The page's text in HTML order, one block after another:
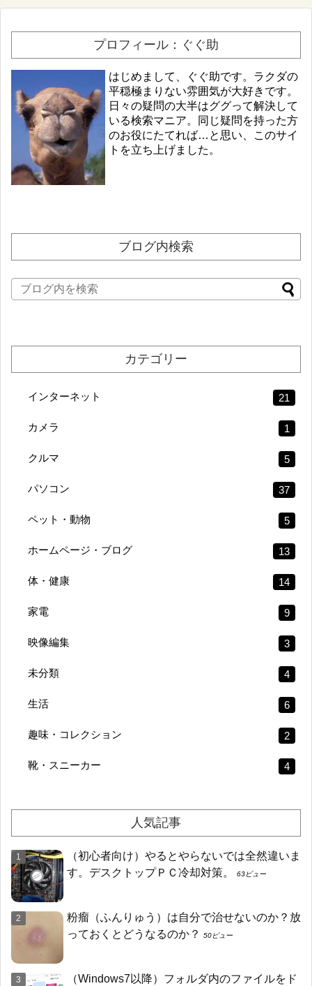
プロフィール：ぐぐ助
はじめまして、ぐぐ助です。ラクダの
平穏極まりない雰囲気が大好きです。
日々の疑問の大半はググって解決して
いる検索マニア。同じ疑問を持った方
のお役にたてれば…と思い、このサイ
トを立ち上げました。
ブログ内検索
カテゴリー
インターネット 21
カメラ 1
クルマ 5
パソコン 37
ペット・動物 5
ホームページ・ブログ 13
体・健康 14
家電 9
映像編集 3
未分類 4
生活 6
趣味・コレクション 2
靴・スニーカー 4
人気記事
（初心者向け）やるとやらないでは全然違いま
す。デスクトップＰＣ冷却対策。
63ビュー
粉瘤（ふんりゅう）は自分で治せないのか？放
っておくとどうなるのか？
50ビュー
（Windows7以降）フォルダ内のファイルをド